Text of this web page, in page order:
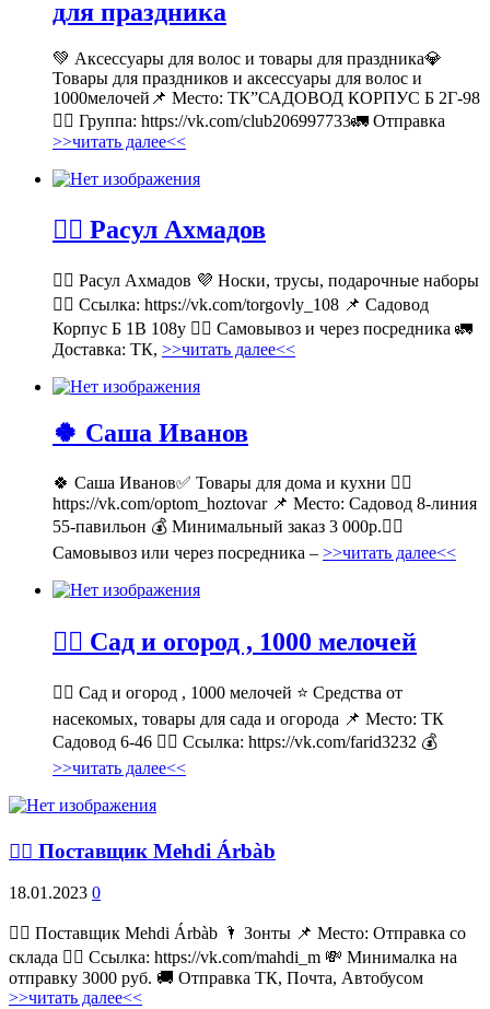
для праздника
💚 Аксессуары для волос и товары для праздника💎
Товары для праздников и аксессуары для волос и
1000мелочей📌 Место: ТК”САДОВОД КОРПУС Б 2Г-98
👉🏻 Группа: https://vk.com/club206997733🚛 Отправка
>>читать далее<<
💁‍♂ Расул Ахмадов
💁‍♂ Расул Ахмадов 💜 Носки, трусы, подарочные наборы
👉🏻 Ссылка: https://vk.com/torgovly_108 📌 Садовод
Корпус Б 1В 108у 🚶‍♂ Самовывоз и через посредника 🚛
Доставка: ТК, >>читать далее<<
🍀 Саша Иванов
🍀 Саша Иванов✅ Товары для дома и кухни 👉🏻
https://vk.com/optom_hoztovar 📌 Место: Садовод 8-линия
55-павильон 💰 Минимальный заказ 3 000р.🚶‍♀
Самовывоз или через посредника – >>читать далее<<
💁‍♂ Сад и огород , 1000 мелочей
💁‍♂ Сад и огород , 1000 мелочей ⭐ Средства от
насекомых, товары для сада и огорода 📌 Место: ТК
Садовод 6-46 👉🏻 Ссылка: https://vk.com/farid3232 💰
>>читать далее<<
💁‍♂ Поставщик Mehdi Árbàb
18.01.2023 0
💁‍♂ Поставщик Mehdi Árbàb 🌂 Зонты 📌 Место: Отправка со
склада 👉🏻 Ссылка: https://vk.com/mahdi_m 💸 Минималка на
отправку 3000 руб. 🚚 Отправка ТК, Почта, Автобусом
>>читать далее<<